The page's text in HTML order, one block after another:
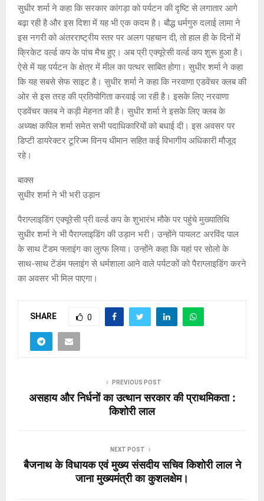
सुधीर शर्मा ने कहा कि सरकार कांगड़ा को पर्यटन की दृष्टि से लगातार आगे
बढ़ा रही है और इस दिशा में यह भी एक कदम है। बौद्ध धर्मगुरु दलाई लामा ने
इस नगरी को अंतरराष्ट्रीय स्तर पर अलग पहचान दी, तो हाल ही के दिनों में
क्रिकेट वर्ल्ड कप के पांच मैच हुए। अब प्री एक्यूरेसी वर्ल्ड कप शुरू हुआ है।
ऐसे में यह पर्यटन के क्षेत्र में मील का पत्थर साबित होगा। सुधीर शर्मा ने कहा
कि यह सबसे सेफ साइट है। सुधीर शर्मा ने कहा कि नरवाणा एडवेंचर क्लब की
ओर से इस तरह की प्रतियोगिता करवाई जा रही है। इसके लिए नरवाणा
एडवेंचर क्लब ने कड़ी मेहनत की है। सुधीर शर्मा ने इसके लिए क्लब के
अध्यक्ष कपिल शर्मा समेत सभी पदाधिकारियों को बधाई दी। इस अवसर पर
डिप्टी डायरेक्टर टूरिज्म विनय धीमान सहित कई विभागीय अधिकारी मौजूद
रहे।
बाक्स
सुधीर शर्मा ने भी भरी उड़ान
पैराग्लाइडिंग एक्यूरेसी प्री वर्ल्ड कप के शुभारंभ मौके पर पहुंचे मुख्यातिथि
सुधीर शर्मा ने भी पैराग्लाइडिंग की उड़ान भरी। उन्होंने पायलट अरविंद पाल
के साथ टेंडम फ्लाइंग का लुत्फ लिया। उन्होंने कहा कि यहां पर सोलो के
साथ-साथ टेंडंम फ्लाइंग से धर्मशाला आने वाले पर्यटकों को पैराग्लाइडिंग करने
का अवसर भी मिल पाएगा।
SHARE 0
PREVIOUS POST
असहाय और निर्धनों का उत्थान सरकार की प्राथमिकता :
किशोरी लाल
NEXT POST
बैजनाथ के विधायक एवं मुख्य संसदीय सचिव किशोरी लाल ने
जाना मुख्यमंत्री का कुशलक्षेम।